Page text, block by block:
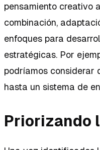
pensamiento creativo
combinación,
enfoques para
estratégicas. Por
podríamos considerar
hasta un sistema de
Priorizando